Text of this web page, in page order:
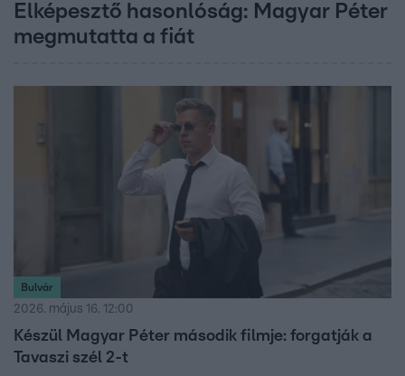
Elképesztő hasonlóság: Magyar Péter
megmutatta a fiát
Bulvár
2026. május 16. 12:00
Készül Magyar Péter második filmje: forgatják a
Tavaszi szél 2-t